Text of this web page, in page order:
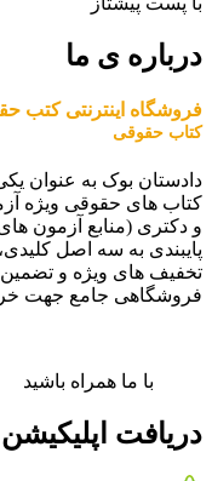
درباره ی ما
فروشگاه اینترنتی کتب
کتاب حقوقی
دادستان بوک به عنوان
کتاب های حقوقی ویژه
و دکتری (منابع آزمون
پایبندی به سه اصل
تخفیف های ویژه و
فروشگاهی جامع جهت
با ما همراه باشید
دریافت